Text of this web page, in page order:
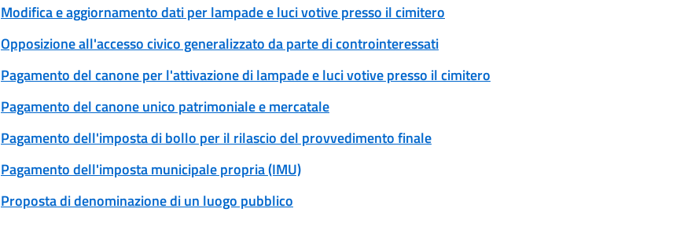
Modifica e aggiornamento dati per lampade e luci votive presso il cimitero
Opposizione all'accesso civico generalizzato da parte di controinteressati
Pagamento del canone per l'attivazione di lampade e luci votive presso il cimitero
Pagamento del canone unico patrimoniale e mercatale
Pagamento dell'imposta di bollo per il rilascio del provvedimento finale
Pagamento dell'imposta municipale propria (IMU)
Proposta di denominazione di un luogo pubblico